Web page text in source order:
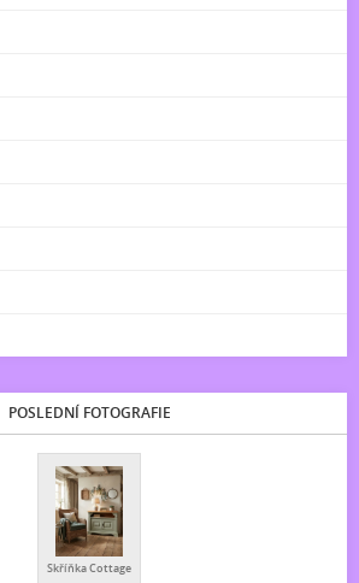
POSLEDNÍ FOTOGRAFIE
Skříňka Cottage